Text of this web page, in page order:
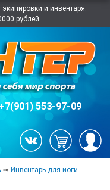
и инвентаря.
рублей.
553-97-09
➠Инвентарь для йоги